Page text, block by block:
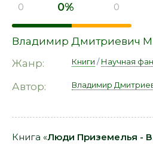
0 0% 0
Владимир Дмитриевич
Жанр:
Книги /Научная
Автор: Владимир
Книга «Люди Приземелья -